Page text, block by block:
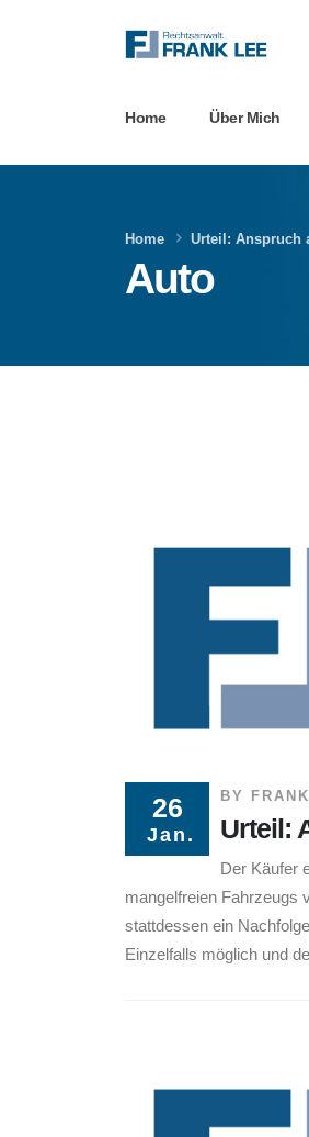
Home Über Mich
Home Urteil: Anspruch
Auto
26
Jan.
BY
Urteil:
Der Käufer
mangelfreien Fahrzeugs
stattdessen ein
Einzelfalls möglich und